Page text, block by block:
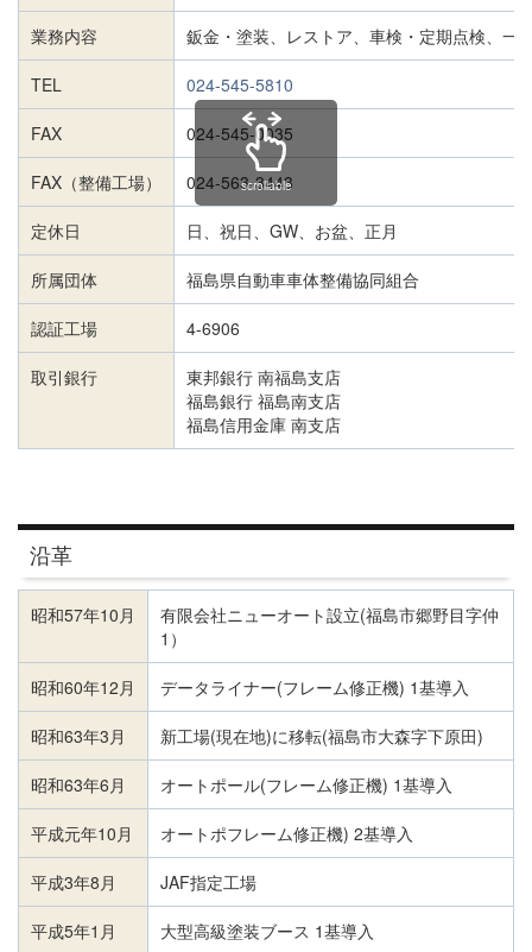
業務内容 鈑金・塗装、レストア、車検・定期点検、一
TEL 024-545-5810
FAX 024-545-0035
FAX（整備工場） 024-563-3443
定休日 日、祝日、GW、お盆、正月
所属団体 福島県自動車車体整備協同組合
認証工場 4-6906
取引銀行
東邦銀行 南福島支店
福島銀行 福島南支店
福島信用金庫 南支店
scrollable
沿革
昭和57年10月
有限会社ニューオート設立(福島市郷野目字仲
1）
昭和60年12月 データライナー(フレーム修正機) 1基導入
昭和63年3月 新工場(現在地)に移転(福島市大森字下原田)
昭和63年6月 オートポール(フレーム修正機) 1基導入
平成元年10月 オートポフレーム修正機) 2基導入
平成3年8月 JAF指定工場
平成5年1月 大型高級塗装ブース 1基導入